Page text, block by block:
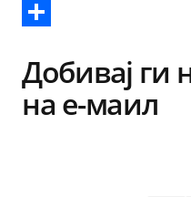
Reddit
Добивај ги
на е-маил